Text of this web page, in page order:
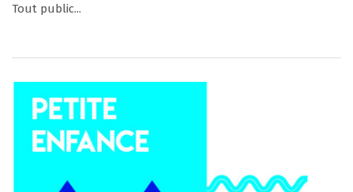
Tout public...